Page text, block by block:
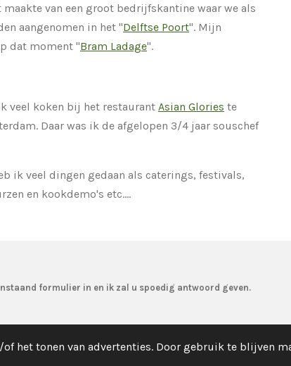
het tonen van advertenties. Door gebruik te blijven
van een groot bedrijfskantine waar we als
aangenomen in het "Delftse Poort". Mijn
dat moment "Bram Ladage".
veel koken bij het restaurant Asian Glories te
Daar was ik de afgelopen 3/4 jaar souschef
ik veel dingen gedaan als caterings, festivals,
en kookdemo's etc....
formulier in en ik zal u spoedig antwoord geven.